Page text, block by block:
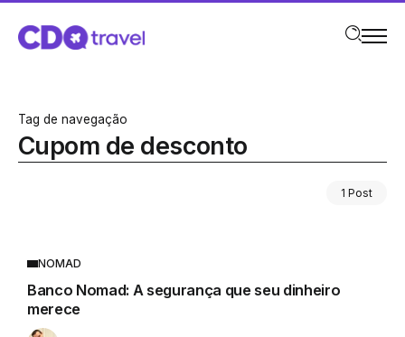
Tag de navegação
Cupom de desconto
1 Post
NOMAD
Banco Nomad: A segurança que seu dinheiro
merece